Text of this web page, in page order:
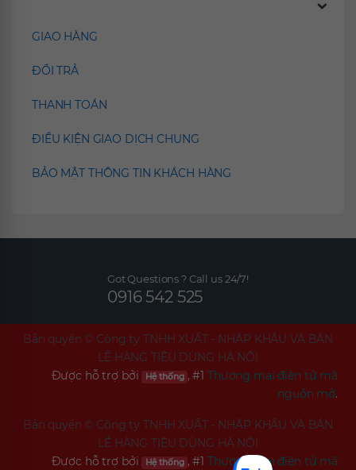
GIAO HÀNG
ĐỔI TRẢ
THANH TOÁN
ĐIỀU KIỆN GIAO DỊCH CHUNG
BẢO MẬT THÔNG TIN KHÁCH HÀNG
Got Questions ? Call us 24/7!
0916 542 525
Bản quyền © Công ty TNHH XUẤT - NHẬP KHẨU VÀ BÁN
LẺ HÀNG TIÊU DÙNG HÀ NỘI
Được hỗ trợ bởi
Hệ thống , #1 Thương mại điện tử mã
nguồn mở.
Bản quyền © Công ty TNHH XUẤT - NHẬP KHẨU VÀ BÁN
LẺ HÀNG TIÊU DÙNG HÀ NỘI
Được hỗ trợ bởi
Hệ thống , #1 Thương mại điện tử mã